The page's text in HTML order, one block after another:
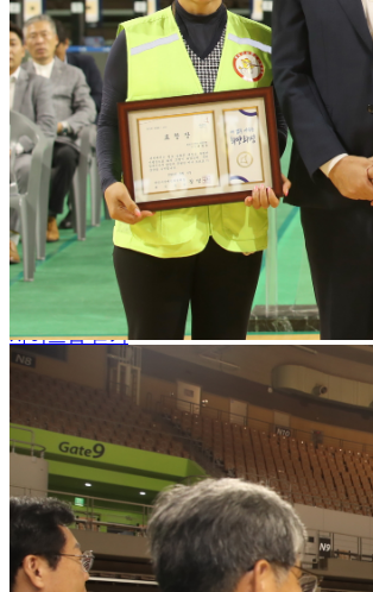
체육회 소개체육회 소개
회장인사말 설립목적 및 연혁 임직원
가맹종목단체가맹종목단체
정가맹단체 준가맹단체 종목소개
장애인 체육정보장애인 체
생활체육 전문체육
대회정보대회정보
경기도장애인체육대회 경기도장애인
알림마당 알림마당
공지사항 채용안내 언론보도 자유게시
사이트맵 닫기